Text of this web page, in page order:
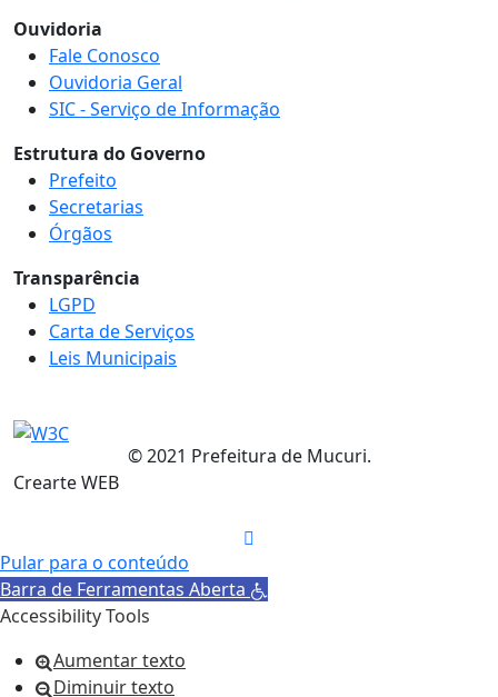
Ouvidoria
Fale Conosco
Ouvidoria Geral
SIC - Serviço de Informação
Estrutura do Governo
Prefeito
Secretarias
Órgãos
Transparência
LGPD
Carta de Serviços
Leis Municipais
© 2021 Prefeitura de Mucuri.
Crearte WEB
Pular para o conteúdo
Barra de Ferramentas Aberta
Accessibility Tools
Aumentar texto
Diminuir texto